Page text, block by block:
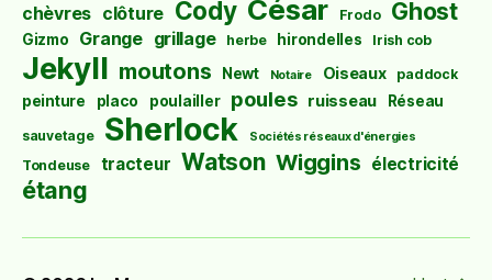
chèvres clôture Cody César Frodo Ghost
Gizmo Grange grillage herbe hirondelles Irish cob
Jekyll moutons Newt Notaire Oiseaux paddock
peinture placo poulailler poules ruisseau Réseau
sauvetage Sherlock Sociétés réseaux d'énergies
Tondeuse tracteur Watson Wiggins électricité
étang